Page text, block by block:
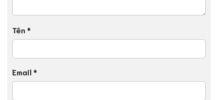
Tên *
Email *